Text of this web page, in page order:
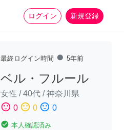
ログイン 新規登録
家事 more_horiz
最終ログイン時間 fiber_manual_record 5年前
ベル・フルール
女性 /40代 /神奈川県
sentiment_satisfied 0 sentiment_neutral 0 sentiment_dissatisfied 0
check_circle 本人確認済み